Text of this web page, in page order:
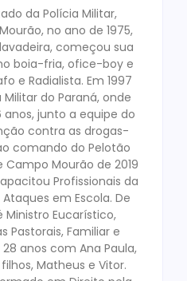
da Polícia Militar,
no ano de 1975,
começou sua
boia-fria, ofice-boy e
e Radialista. Em 1997
do Paraná, onde
junto a equipe do
contra as drogas-
comando do Pelotão
Campo Mourão de 2019
Profissionais da
em Escola. De
Eucarístico,
Pastorais, Familiar e
anos com Ana Paula,
Matheus e Vitor.